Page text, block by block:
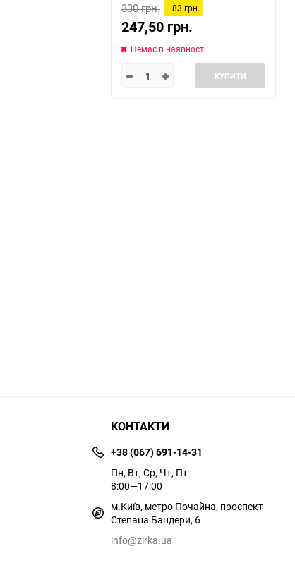
330 грн. −83 грн.
247,50 грн.
Немає в наявності
КУПИТИ
КОНТАКТИ
+38 (067) 691-14-31
Пн, Вт, Ср, Чт, Пт
8:00—17:00
м.Київ, метро Почайна, проспект
Степана Бандери, 6
info@zirka.ua